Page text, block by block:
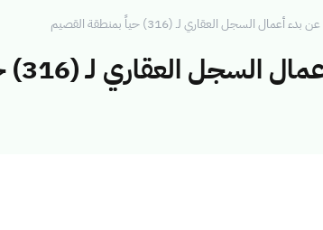
السجل العقاري لـ (316) حياً بمنطقة القصيم
لـ (316) حياً بمنطقة القصيم